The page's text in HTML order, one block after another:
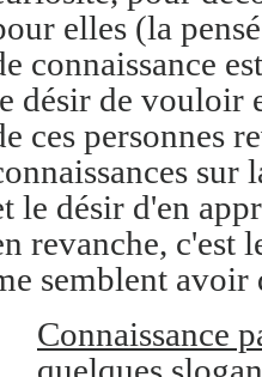
elles (la
connaissance
désir de vouloir
ces personnes
sur
le désir d'en
revanche, c'est
semblent avoir
Connaissance